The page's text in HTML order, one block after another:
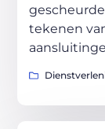
tekenen